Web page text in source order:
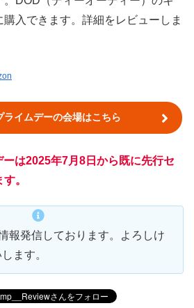
入できます。詳細をレビューしま
イムデーの会場はこちら
は2025年7月8日から既に先行セ
。
報発信しております。よろしけ
ます。